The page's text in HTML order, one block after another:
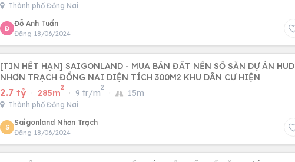
Thành phố Đồng Nai
Đ
Đỗ Anh Tuấn
Đăng 18/06/2024
[TIN HẾT HẠN] SAIGONLAND - MUA BÁN ĐẤT NỀN SỔ SẴN DỰ ÁN HUD
NHƠN TRẠCH ĐỒNG NAI DIỆN TÍCH 300M2 KHU DÂN CƯ HIỆN
2.7 tỷ · 285m
2
· 9 tr/m
2
· 15m
Thành phố Đồng Nai
S
Saigonland Nhơn Trạch
Đăng 18/06/2024